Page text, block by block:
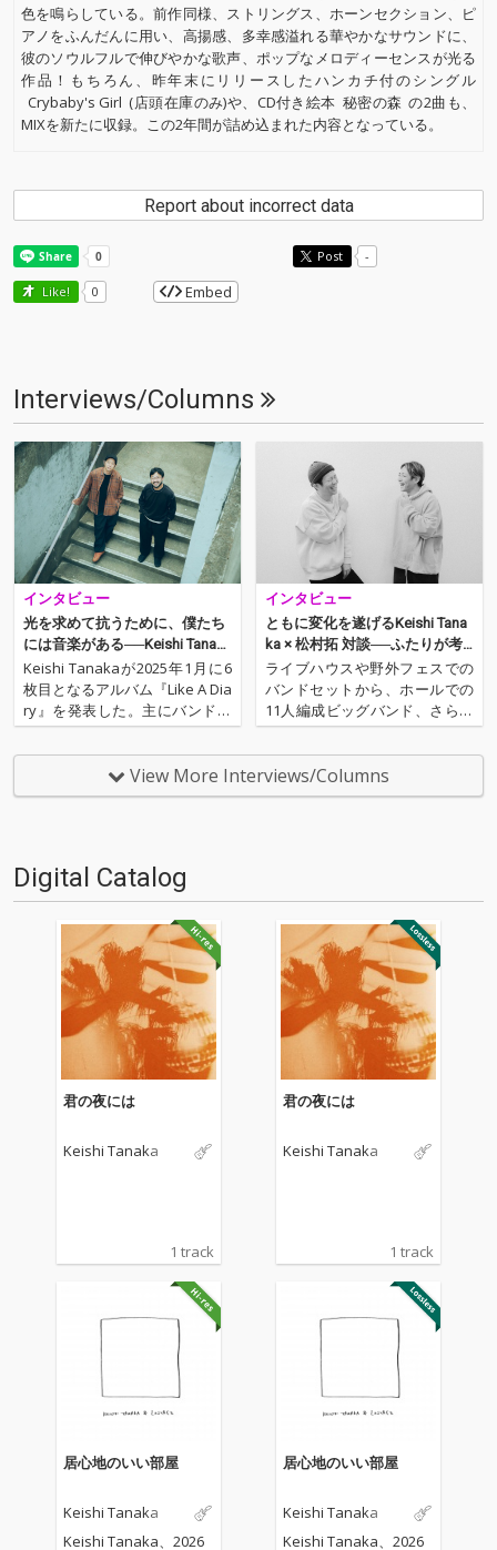
色を鳴らしている。前作同様、ストリングス、ホーンセクション、ピ
アノをふんだんに用い、高揚感、多幸感溢れる華やかなサウンドに、
彼のソウルフルで伸びやかな歌声、ポップなメロディーセンスが光る
作品！もちろん、昨年末にリリースしたハンカチ付のシングル
Crybaby's Girl (店頭在庫のみ)や、CD付き絵本 秘密の森 の2曲も、
MIXを新たに収録。この2年間が詰め込まれた内容となっている。
Report about incorrect data
Post -
Like! 0 Embed
Interviews/Columns
インタビュー
光を求めて抗うために、僕たち
には音楽がある──Keishi Tanaka
× Ryu(Ryu Matsuyama)対談
Keishi Tanakaが2025年1月に6
枚目となるアルバム『Like A Dia
ry』を発表した。主にバンドで
のレコーディングを続けてきた
Keishiにとって新たな試みとな
る「打ち込み」が軸となり、自
宅のスタジオにて約1年の期間
インタビュー
ともに変化を遂げるKeishi Tana
ka × 松村拓 対談──ふたりが考
えるソロ活動とは？
ライブハウスや野外フェスでの
バンドセットから、ホールでの
11人編成ビッグバンド、さらに
は小さなカフェでの弾き語りな
ど、さまざまな形態で楽曲を届
けるKeishi Tanaka。そんな彼
がソロ活動10周年を迎え、5枚
View More Interviews/Columns
Digital Catalog
君の夜には
Keishi Tanaka
1 track
君の夜には
Keishi Tanaka
1 track
居心地のいい部屋
Keishi Tanaka
Keishi Tanaka、2026
居心地のいい部屋
Keishi Tanaka
Keishi Tanaka、2026